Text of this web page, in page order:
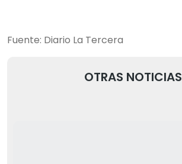
Fuente: Diario La Tercera
OTRAS NOTICIAS